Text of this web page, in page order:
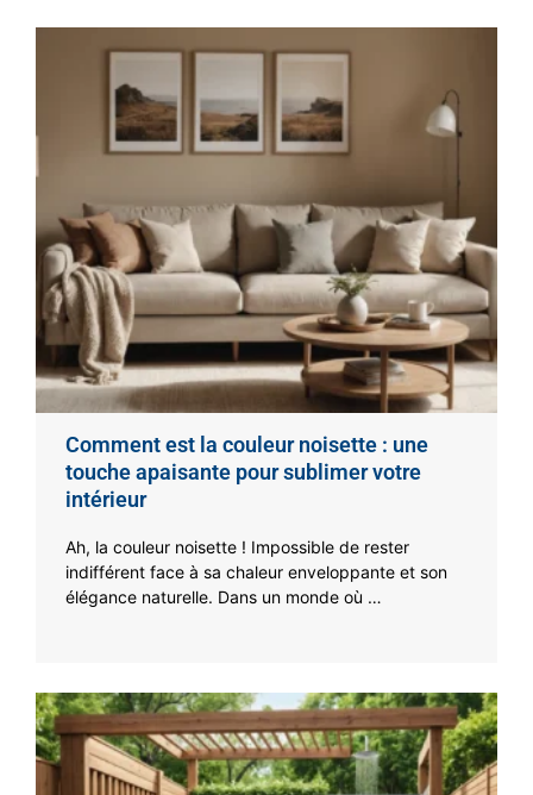
Comment est la couleur noisette : une
touche apaisante pour sublimer votre
intérieur
Ah, la couleur noisette ! Impossible de rester
indifférent face à sa chaleur enveloppante et son
élégance naturelle. Dans un monde où …